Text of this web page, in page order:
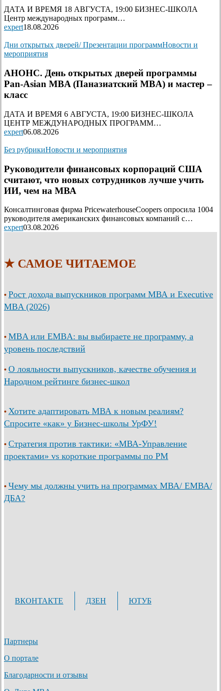
ДАТА И ВРЕМЯ 18 АВГУСТА, 19:00 БИЗНЕС-ШКОЛА
Центр международных программ…
expert18.08.2026
Дни открытых дверей/ Презентации программНовости и
мероприятия
АНОНС. День открытых дверей программы
Pan-Asian MBA (Паназиатский MBA) и мастер –
класс
ДАТА И ВРЕМЯ 6 АВГУСТА, 19:00 БИЗНЕС-ШКОЛА
ЦЕНТР МЕЖДУНАРОДНЫХ ПРОГРАММ…
expert06.08.2026
Без рубрикиНовости и мероприятия
Руководители финансовых корпораций США
считают, что новых сотрудников лучше учить
ИИ, чем на МВА
Консалтинговая фирма PricewaterhouseCoopers опросила 1004
руководителя американских финансовых компаний с…
expert03.08.2026
★ САМОЕ ЧИТАЕМОЕ
• Рост дохода выпускников программ МВА и Executive
MBA (2026)
• MBA или EMBA: вы выбираете не программу, а
уровень последствий
• О лояльности выпускников, качестве обучения и
Народном рейтинге бизнес-школ
• Хотите адаптировать МВА к новым реалиям?
Спросите «как» у Бизнес-школы УрФУ!
• Стратегия против тактики: «МВА-Управление
проектами» vs короткие программы по PM
• Чему мы должны учить на программах МВА/ ЕМВА/
ДБА?
ВКОНТАКТЕ ДЗЕН ЮТУБ
Партнеры
О портале
Благодарности и отзывы